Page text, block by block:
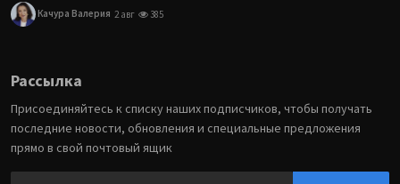
Качура Валерия 2 авг 385
Рассылка
Присоединяйтесь к списку наших подписчиков, чтобы получать
последние новости, обновления и специальные предложения
прямо в свой почтовый ящик